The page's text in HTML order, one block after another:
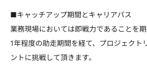
■キャッチアップ期間とキャリアパス
業務現場においては即戦力であることを期
1年程度の助走期間を経て、プロジェクト
ントに挑戦して頂きます。